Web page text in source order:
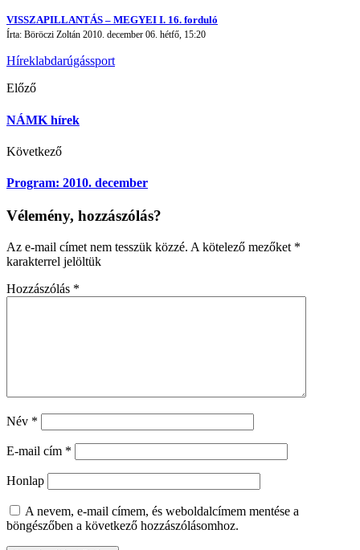
VISSZAPILLANTÁS – MEGYEI I. 16. forduló
Írta: Böröczi Zoltán 2010. december 06. hétfő, 15:20
Híreklabdarúgássport
Előző
NÁMK hírek
Következő
Program: 2010. december
Vélemény, hozzászólás?
Az e-mail címet nem tesszük közzé. A kötelező mezőket *
karakterrel jelöltük
Hozzászólás *
Név *
E-mail cím *
Honlap
A nevem, e-mail címem, és weboldalcímem mentése a
böngészőben a következő hozzászólásomhoz.